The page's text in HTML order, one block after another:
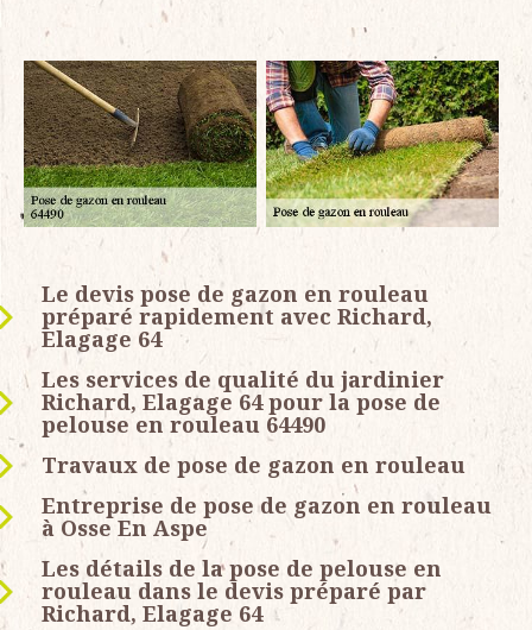
Le devis pose de gazon en rouleau
préparé rapidement avec Richard,
Elagage 64
Les services de qualité du jardinier
Richard, Elagage 64 pour la pose de
pelouse en rouleau 64490
Travaux de pose de gazon en rouleau
Entreprise de pose de gazon en rouleau
à Osse En Aspe
Les détails de la pose de pelouse en
rouleau dans le devis préparé par
Richard, Elagage 64